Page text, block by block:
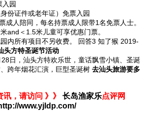
入园
份证件或老年证）免票入园
成人陪同，每名持票成人限带1名免票人士。
and＜1.5米儿童可享优惠门票。
内所有项目不另收费。 回答3 知了猴 2019-
头方特圣诞节活动
日，汕头方特欢乐世，童话飘雪小镇、圣诞
跨年烟花汇演，巨型圣诞树 去汕头旅游要多
讯，请访问 》》 长岛渔家乐点评网
www.yjldp.com/